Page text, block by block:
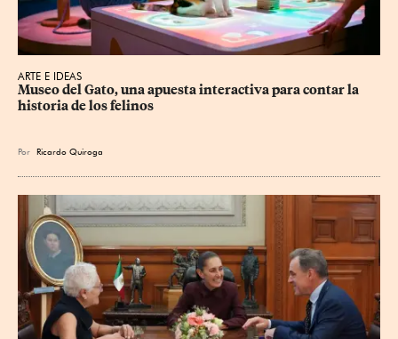
ARTE E IDEAS
Museo del Gato, una apuesta interactiva para contar la
historia de los felinos
Por Ricardo Quiroga